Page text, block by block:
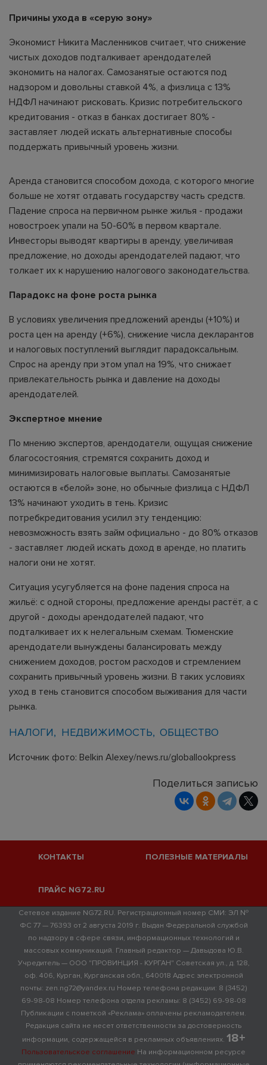
Причины ухода в «серую зону»
Экономист Никита Масленников считает, что снижение
чистых доходов подталкивает арендодателей
экономить на налогах. Самозанятые остаются под
надзором и довольны ставкой 4%, а физлица с 13%
НДФЛ начинают рисковать. Кризис потребительского
кредитования - отказ в банках достигает 80% -
заставляет людей искать альтернативные способы
поддержать привычный уровень жизни.
Аренда становится способом дохода, с которого многие
больше не хотят отдавать государству часть средств.
Падение спроса на первичном рынке жилья - продажи
новостроек упали на 50-60% в первом квартале.
Инвесторы выводят квартиры в аренду, увеличивая
предложение, но доходы арендодателей падают, что
толкает их к нарушению налогового законодательства.
Парадокс на фоне роста рынка
В условиях увеличения предложений аренды (+10%) и
роста цен на аренду (+6%), снижение числа декларантов
и налоговых поступлений выглядит парадоксальным.
Спрос на аренду при этом упал на 19%, что снижает
привлекательность рынка и давление на доходы
арендодателей.
Экспертное мнение
По мнению экспертов, арендодатели, ощущая снижение
благосостояния, стремятся сохранить доход и
минимизировать налоговые выплаты. Самозанятые
остаются в «белой» зоне, но обычные физлица с НДФЛ
13% начинают уходить в тень. Кризис
потребкредитования усилил эту тенденцию:
невозможность взять займ официально - до 80% отказов
- заставляет людей искать доход в аренде, но платить
налоги они не хотят.
Ситуация усугубляется на фоне падения спроса на
жильё: с одной стороны, предложение аренды растёт, а с
другой - доходы арендодателей падают, что
подталкивает их к нелегальным схемам. Тюменские
арендодатели вынуждены балансировать между
снижением доходов, ростом расходов и стремлением
сохранить привычный уровень жизни. В таких условиях
уход в тень становится способом выживания для части
рынка.
НАЛОГИ НЕДВИЖИМОСТЬ ОБЩЕСТВО
Источник фото: Belkin Alexey/news.ru/globallookpress
Поделиться записью
КОНТАКТЫ ПОЛЕЗНЫЕ МАТЕРИАЛЫ
ПРАЙС NG72.RU
Сетевое издание NG72.RU. Регистрационный номер СМИ: ЭЛ №
ФС 77 — 76393 от 2 августа 2019 г. Выдан Федеральной службой
по надзору в сфере связи, информационных технологий и
массовых коммуникаций. Главный редактор — Давыдова Ю.В.
Учредитель — ООО "ПРОВИНЦИЯ - КУРГАН" Советская ул., д. 128,
оф. 406, Курган, Курганская обл., 640018 Адрес электронной
почты: zen.ng72@yandex.ru Номер телефона редакции: 8 (3452)
69-98-08 Номер телефона отдела рекламы: 8 (3452) 69-98-08
Публикации с пометкой «Реклама» оплачены рекламодателем.
Редакция сайта не несет ответственности за достоверность
информации, содержащейся в рекламных объявлениях. 18+
Пользовательское соглашение На информационном ресурсе